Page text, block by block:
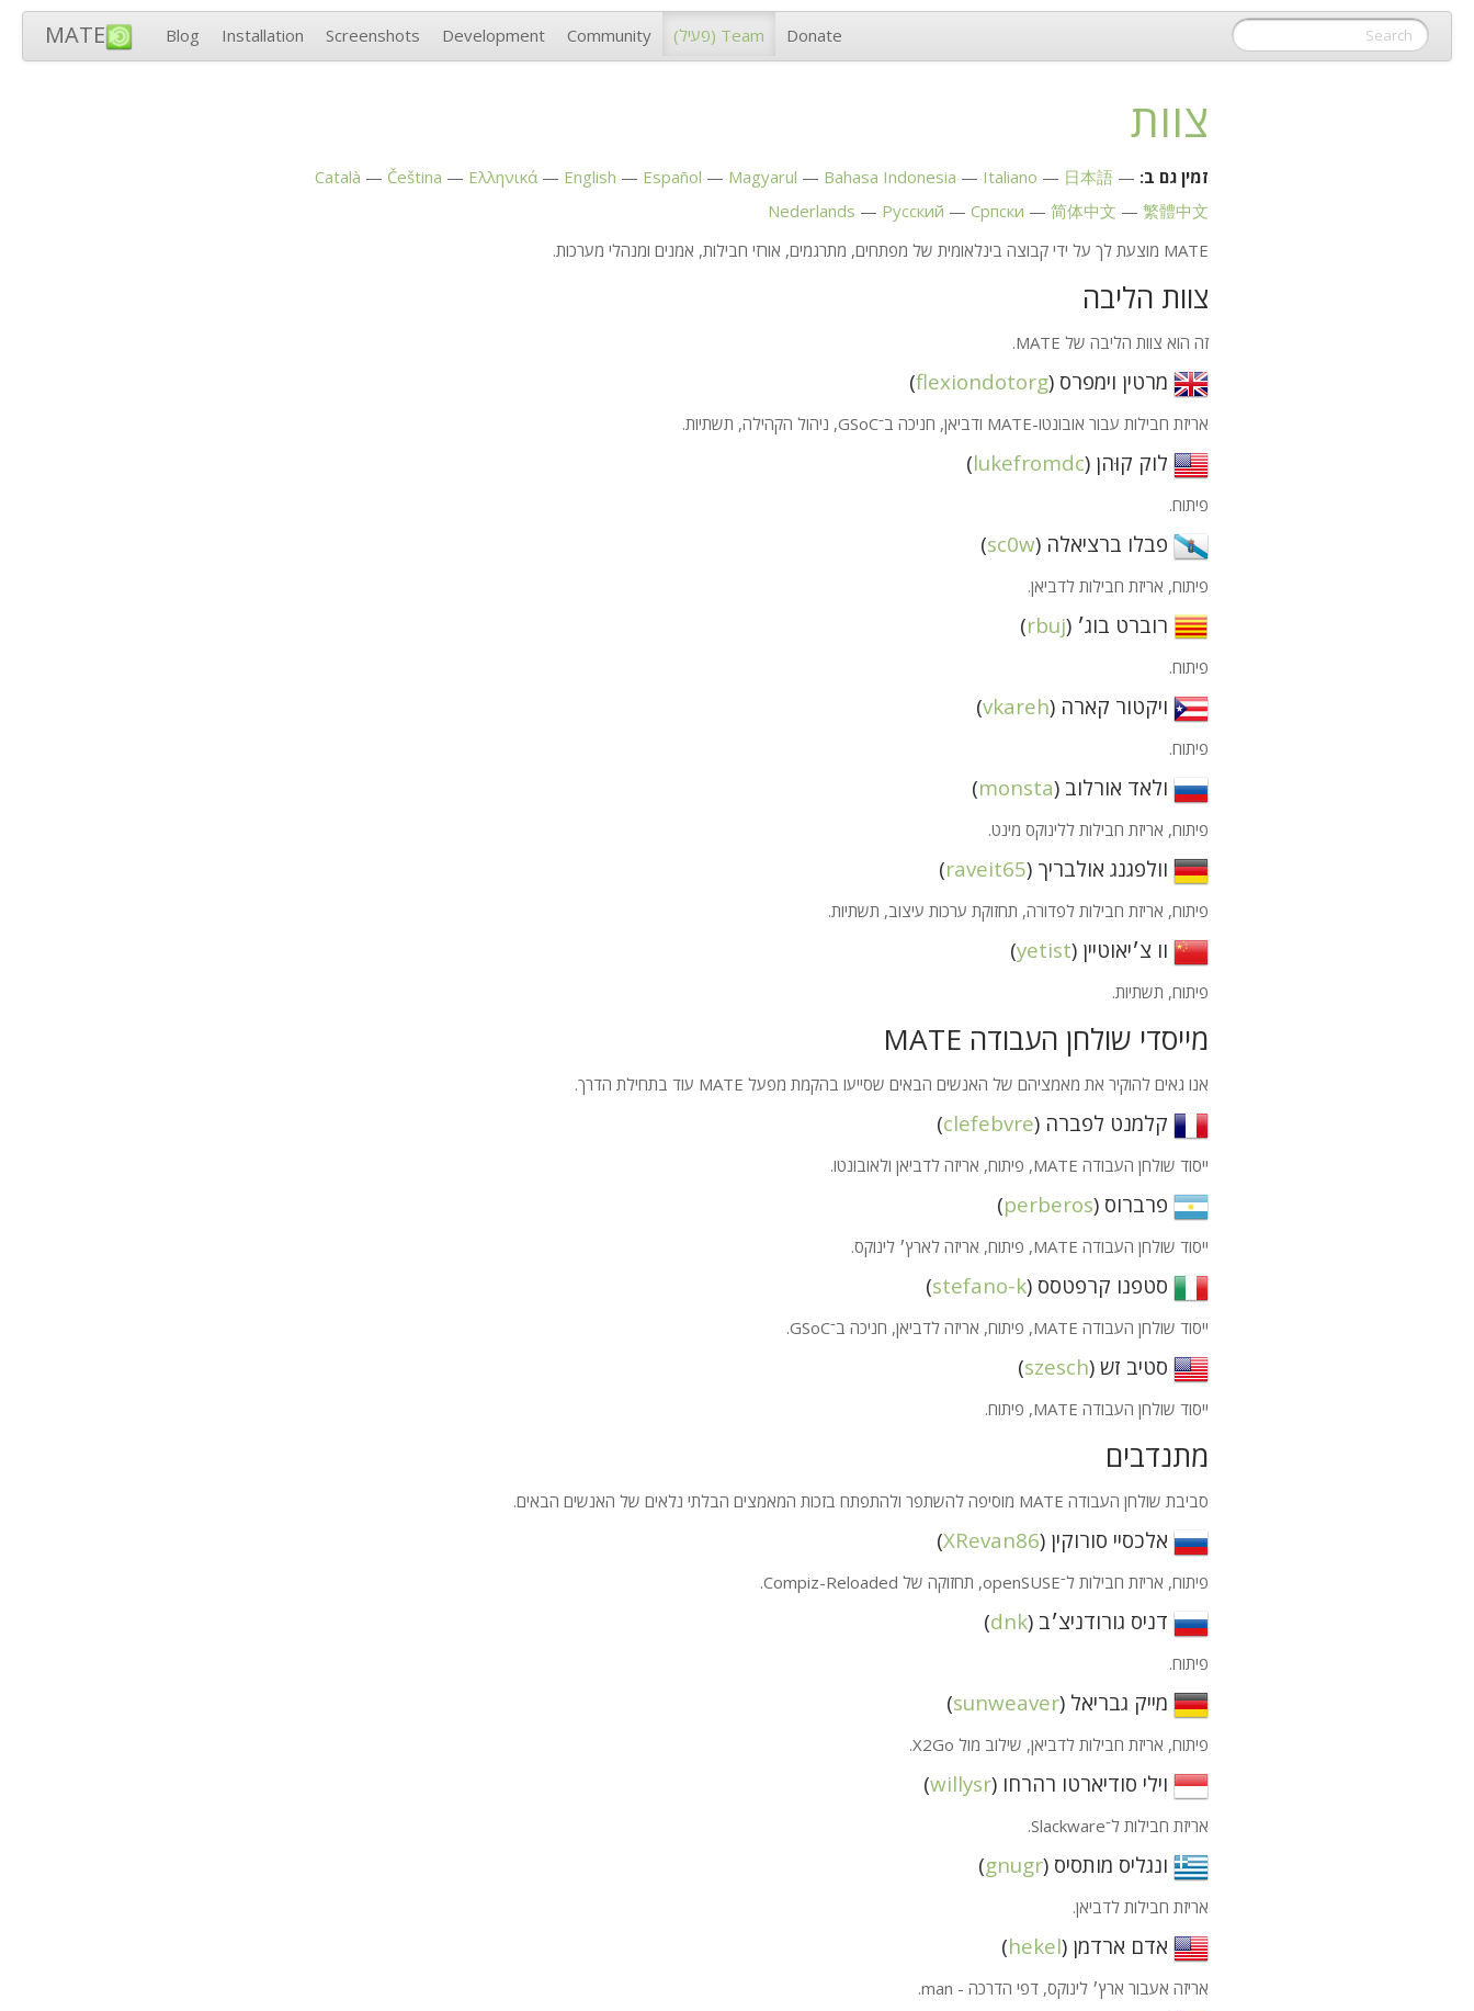
MATE Blog Installation Screenshots Development Community Team (פעיל) Donate
צוות
זמין גם ב: Català Čeština Ελληνικά English Español Magyarul Bahasa Indonesia Italiano
日本語
Nederlands
Русский Српски 简体中文
繁體中文
MATE מוצעת לך על ידי קבוצה בינלאומית של מפתחים, מתרגמים, אורזי חבילות, אמנים ומנהלי מערכות.
צוות הליבה
זה הוא צוות הליבה של MATE
.
מרטין וימפרס (flexiondotorg
)
אריזת חבילות עבור אובונטו-MATE ודביאן, חניכה ב־GSoC, ניהול הקהילה, תשתיות.
לוק קוּהן (lukefromdc
)
פיתוח.
פבלו ברציאלה (sc0w
)
פיתוח, אריזת חבילות לדביאן.
רוברט בוג׳ (rbuj
)
פיתוח.
ויקטור קארה (vkareh
)
פיתוח.
ולאד אורלוב (monsta
)
פיתוח, אריזת חבילות ללינוקס מינט.
וולפגנג אולבריך (raveit65
)
פיתוח, אריזת חבילות לפדורה, תחזוקת ערכות עיצוב, תשתיות.
וו צ׳יאוטיין (yetist
)
פיתוח, תשתיות.
מייסדי שולחן העבודה MATE
אנו גאים להוקיר את מאמציהם של האנשים הבאים שסייעו בהקמת מפעל MATE עוד בתחילת הדרך.
קלמנט לפברה (clefebvre
)
ייסוד שולחן העבודה MATE, פיתוח, אריזה לדביאן ולאובונטו.
פרברוס (perberos
)
ייסוד שולחן העבודה MATE, פיתוח, אריזה לארץ׳ לינוקס.
סטפנו קרפטסס (stefano-k
)
ייסוד שולחן העבודה MATE, פיתוח, אריזה לדביאן, חניכה ב־GSoC.
סטיב זש (szesch
)
ייסוד שולחן העבודה MATE, פיתוח.
מתנדבים
סביבת שולחן העבודה MATE מוסיפה להשתפר ולהתפתח בזכות המאמצים הבלתי נלאים של האנשים הבאים.
אלכסיי סורוקין (XRevan86
)
פיתוח, אריזת חבילות ל־openSUSE, תחזוקה של Compiz-Reloaded.
דניס גורודניצ׳ב (dnk
)
פיתוח.
מייק גבריאל (sunweaver
)
פיתוח, אריזת חבילות לדביאן, שילוב מול X2Go.
וילי סודיארטו רהרחו (willysr
)
אריזת חבילות ל־Slackware.
ונגליס מותסיס (gnugr
)
אריזת חבילות לדביאן.
אדם ארדמן (hekel
)
אריזה אעבור ארץ׳ לינוקס, דפי הדרכה - man.